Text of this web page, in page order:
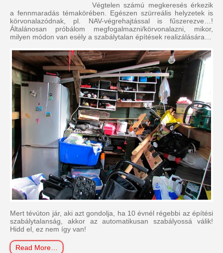
Végtelen számú megkeresés érkezik
a fennmaradás témakörében. Egészen szürreális helyzetek is
körvonalazódnak, pl. NAV-végrehajtással is fűszerezve…!
Általánosan próbálom megfogalmazni/körvonalazni, mikor,
milyen módon van esély a szabálytalan építések realizálására…
Mert tévúton jár, aki azt gondolja, ha 10 évnél régebbi az építési
szabálytalanság, akkor az automatikusan szabályossá válik!
Hidd el, ez nem így van!
Read More…